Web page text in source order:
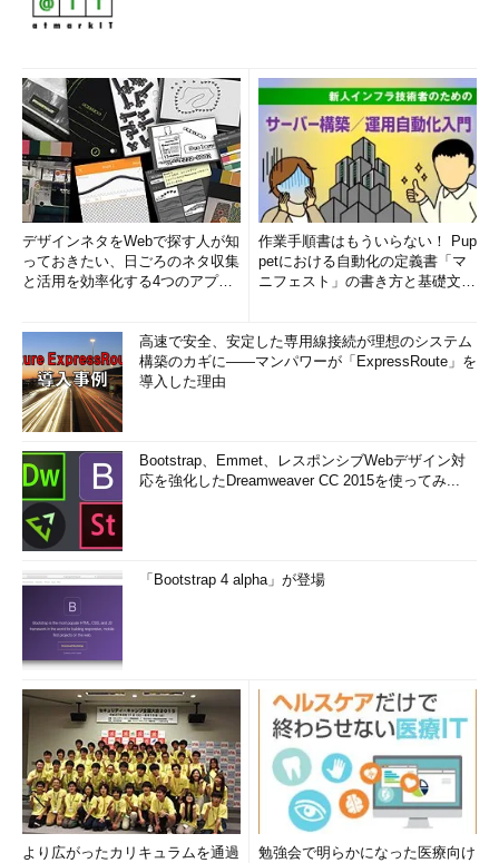
デザインネタをWebで探す人が知
っておきたい、日ごろのネタ収集
と活用を効率化する4つのアプリ
作業手順書はもういらない！ Pup
petにおける自動化の定義書「マ
ニフェスト」の書き方と基礎文法
高速で安全、安定した専用線接続が理想のシステム
構築のカギに――マンパワーが「ExpressRoute」を
導入した理由
Bootstrap、Emmet、レスポンシブWebデザイン対
応を強化したDreamweaver CC 2015を使ってみ...
「Bootstrap 4 alpha」が登場
より広がったカリキュラムを通過
勉強会で明らかになった医療向け